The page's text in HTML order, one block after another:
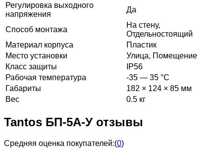
Регулировка выходного
напряжения
Да
Способ монтажа
На стену,
Отдельностоящий
Материал корпуса
Пластик
Место установки
Улица, Помещение
Класс защиты
IP56
Рабочая температура
-35 — 35 °C
Габариты
182 × 124 × 85 мм
Вес
0.5 кг
Tantos БП-5А-У отзывы
Средняя оценка покупателей:(0)